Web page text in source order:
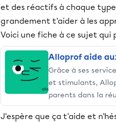
et des réactifs à chaque
grandement t'aider à les
Voici une fiche à ce sujet qui
Alloprof aide
Grâce à ses
et stimulants,
parents dans la
J'espère que ça t'aide et